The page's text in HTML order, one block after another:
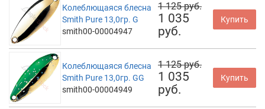
Колеблющаяся блесна
Smith Pure 13,0гр. G
smith00-00004947
1 125 руб.
1 035
руб.
Купить
Колеблющаяся блесна
Smith Pure 13,0гр. GG
smith00-00004949
1 125 руб.
1 035
руб.
Купить